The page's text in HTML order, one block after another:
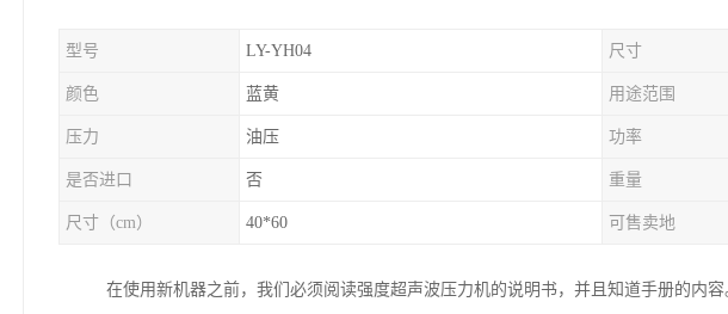
型号 LY-YH04 尺寸
颜色 蓝黄 用途范围
压力 油压 功率
是否进口 否 重量
尺寸（cm） 40*60 可售卖地
在使用新机器之前，我们必须阅读强度超声波压力机的说明书，并且知道手册的内